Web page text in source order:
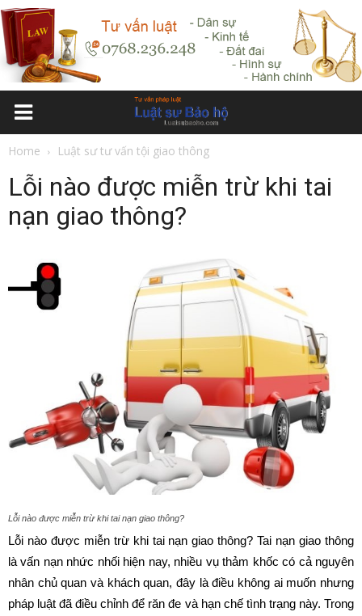
Home Luật sư tư vấn tội giao thông
Lỗi nào được miễn trừ khi tai
nạn giao thông?
Lỗi nào được miễn trừ khi tai nạn giao thông?
Lỗi nào được miễn trừ khi tai nạn giao thông? Tai nạn giao thông
là vấn nạn nhức nhối hiện nay, nhiều vụ thảm khốc có cả nguyên
nhân chủ quan và khách quan, đây là điều không ai muốn nhưng
pháp luật đã điều chỉnh để răn đe và hạn chế tình trạng này. Trong